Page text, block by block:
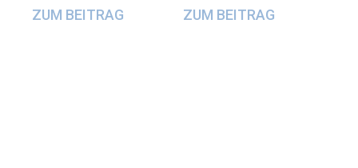
ZUM BEITRAG ZUM BEITRAG